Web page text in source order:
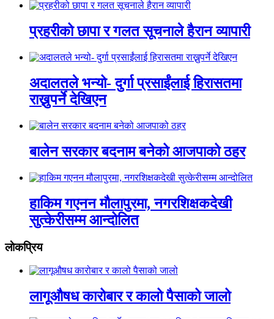
प्रहरीको छापा र गलत सूचनाले हैरान व्यापारी
अदालतले भन्यो- दुर्गा प्रसाईंलाई हिरासतमा
राख्नुपर्ने देखिएन
बालेन सरकार बदनाम बनेको आजपाको ठहर
हाकिम गएनन मौलापुरमा, नगरशिक्षकदेखी
सुत्केरीसम्म आन्दोलित
लाेकप्रिय
लागूऔषध कारोबार र कालो पैसाको जालो